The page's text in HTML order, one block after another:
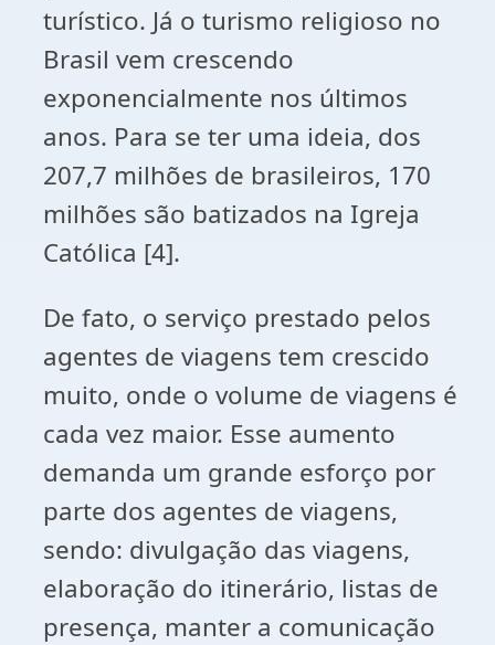
turístico. Já o turismo religioso no
Brasil vem crescendo
exponencialmente nos últimos
anos. Para se ter uma ideia, dos
207,7 milhões de brasileiros, 170
milhões são batizados na Igreja
Católica [4].
De fato, o serviço prestado pelos
agentes de viagens tem crescido
muito, onde o volume de viagens é
cada vez maior. Esse aumento
demanda um grande esforço por
parte dos agentes de viagens,
sendo: divulgação das viagens,
elaboração do itinerário, listas de
presença, manter a comunicação